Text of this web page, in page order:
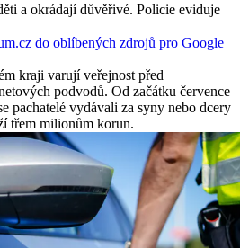
a okrádají důvěřivé. Policie eviduje
do oblíbených zdrojů pro Google
kraji varují veřejnost před
podvodů. Od začátku července
pachatelé vydávali za syny nebo dcery
třem milionům korun.